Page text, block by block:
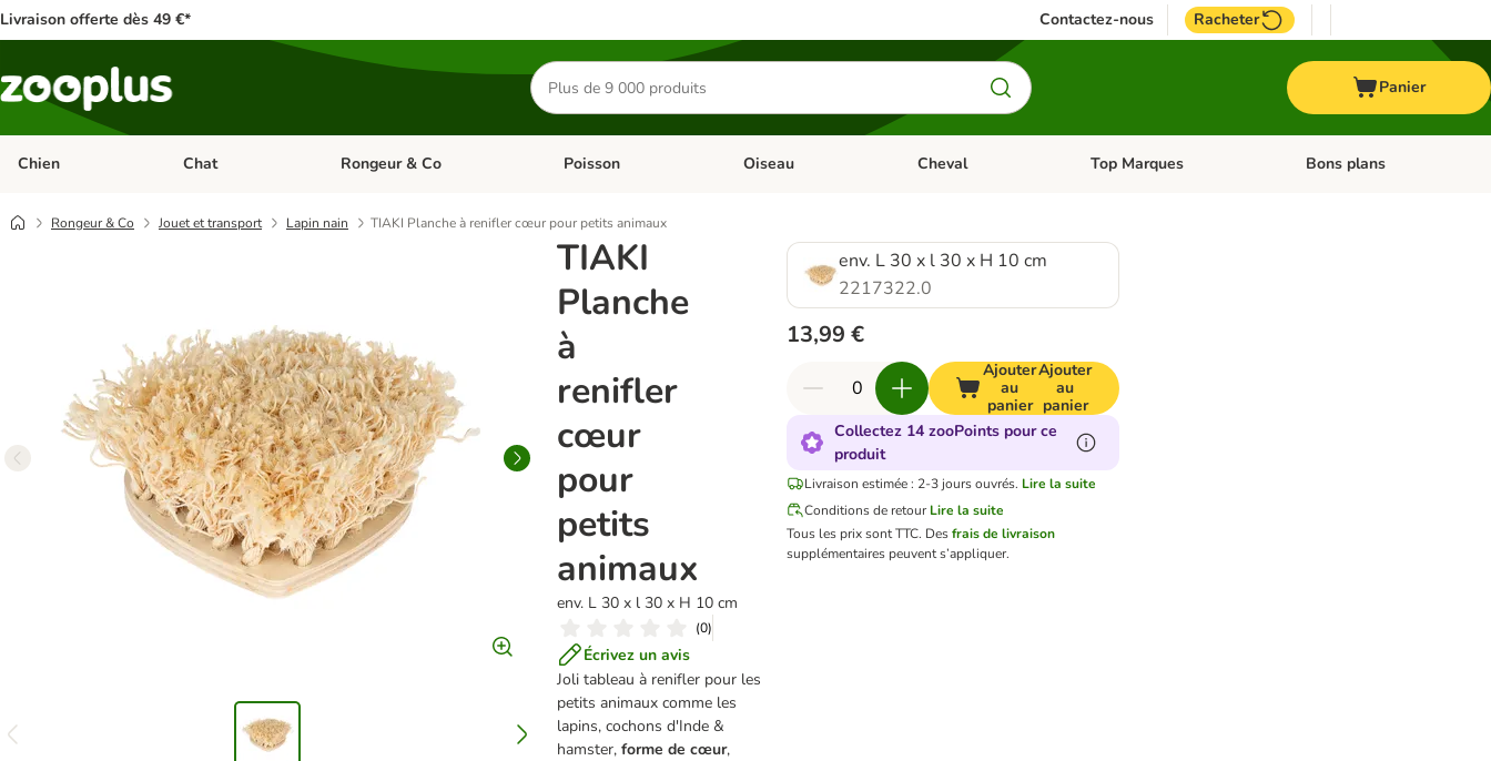
Livraison offerte dès 49 €* Contactez-nous Racheter
Rechercher
des
produits
Panier
Chien Dérouler les catégories: Chien
Chat Dérouler les catégories: Chat
Rongeur & Co Dérouler les catégories: Rongeur & Co
Poisson Dérouler les catégories: Poisson
Oiseau Dérouler les catégories: Oiseau
Cheval Dérouler les catégories: Cheval
Top Marques Dérouler les catégories: Top
Bons plans
Rongeur & Co Jouet et transport Lapin nain TIAKI Planche à renifler cœur pour petits animaux
TIAKI
Planche
à
renifler
cœur
pour
petits
animaux
env. L 30 x l 30 x H 10 cm
(0)
Écrivez un avis
Joli tableau à renifler pour les
petits animaux comme les
lapins, cochons d'Inde &
hamster,forme de cœur,
env. L 30 x l 30 x H 10 cm
2217322.0
13,99 €
Ajouter
au
panier
Ajouter
au
panier
Collectez 14 zooPoints pour ce
produit
Livraison estimée : 2-3 jours ouvrés. Lire la suite
Conditions de retour Lire la suite
Tous les prix sont TTC. Desfrais de livraison
supplémentaires peuvent s’appliquer.